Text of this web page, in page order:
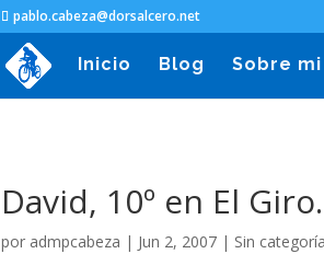
pablo.cabeza@dorsalcero.net
Inicio Blog Sobre mi
David, 10º en El Giro.
por admpcabeza | Jun 2, 2007 | Sin categoría